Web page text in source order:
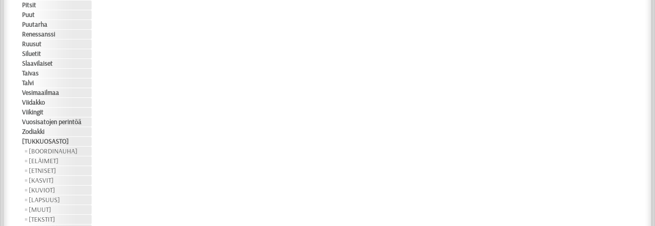
Pitsit
Puut
Puutarha
Renessanssi
Ruusut
Siluetit
Slaavilaiset
Taivas
Talvi
Vesimaailmaa
Viidakko
Viikingit
Vuosisatojen perintöä
Zodiakki
[TUKKUOSASTO]
[BOORDINAUHA]
[ELÄIMET]
[ETNISET]
[KASVIT]
[KUVIOT]
[LAPSUUS]
[MUUT]
[TEKSTIT]